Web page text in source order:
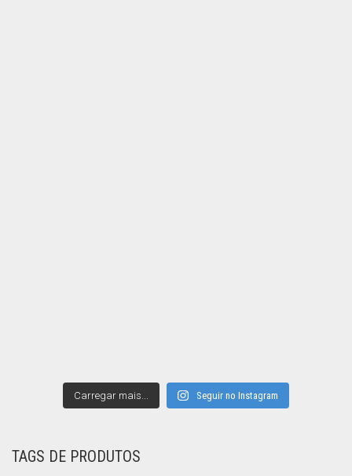
Carregar mais... Seguir no Instagram
TAGS DE PRODUTOS